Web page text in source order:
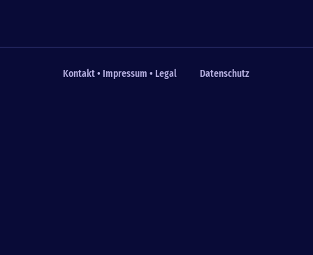
Fußzeile
Kontakt • Impressum • Legal Datenschutz